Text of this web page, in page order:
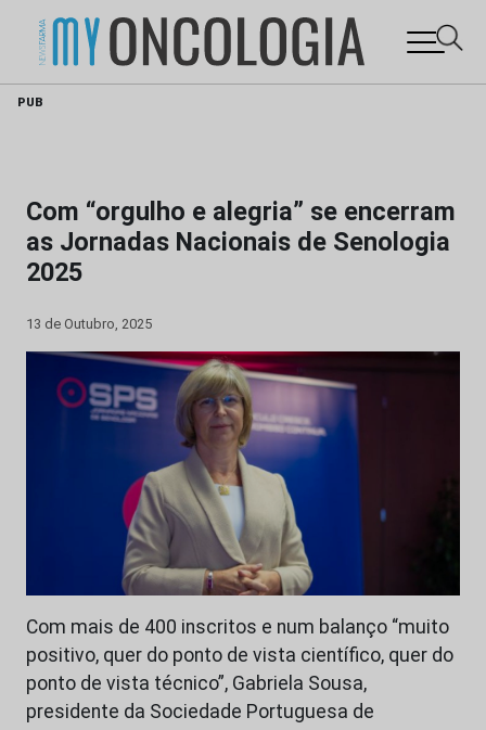
Skip
PUB
Com “orgulho e alegria” se encerram
as Jornadas Nacionais de Senologia
2025
13 de Outubro, 2025
Com mais de 400 inscritos e num balanço “muito
positivo, quer do ponto de vista científico, quer do
ponto de vista técnico”, Gabriela Sousa,
presidente da Sociedade Portuguesa de